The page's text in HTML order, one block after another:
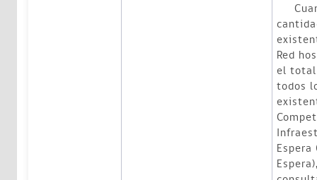
Red
el total
todos
Espera